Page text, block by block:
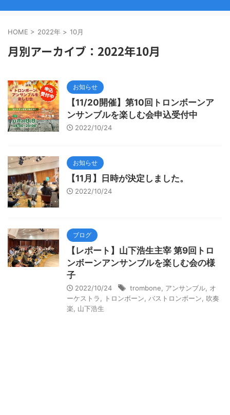
HOME > 2022年 > 10月
月別アーカイブ：2022年10月
お知らせ
【11/20開催】第10回トロンボーンア
ンサンブルを楽しむ会申込受付中
2022/10/24
お知らせ
【11月】日時が決定しました。
2022/10/24
ブログ
【レポート】山下浩生主宰 第9回トロ
ンボーンアンサンブルを楽しむ会の様
子
2022/10/24 trombone アンサンブル オ
ーケストラ
トロンボーン バストロンボーン
吹奏
楽
山下浩生